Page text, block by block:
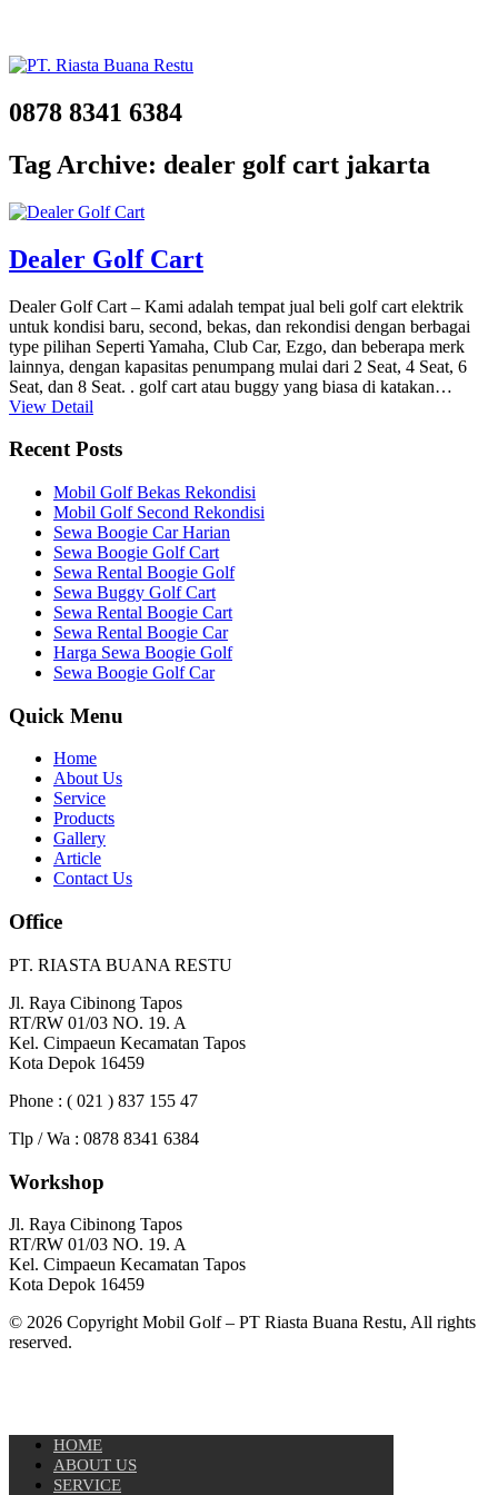
0878 8341 6384
Tag Archive: dealer golf cart jakarta
Dealer Golf Cart
Dealer Golf Cart – Kami adalah tempat jual beli golf cart elektrik
untuk kondisi baru, second, bekas, dan rekondisi dengan berbagai
type pilihan Seperti Yamaha, Club Car, Ezgo, dan beberapa merk
lainnya, dengan kapasitas penumpang mulai dari 2 Seat, 4 Seat, 6
Seat, dan 8 Seat. . golf cart atau buggy yang biasa di katakan…
View Detail
Recent Posts
Mobil Golf Bekas Rekondisi
Mobil Golf Second Rekondisi
Sewa Boogie Car Harian
Sewa Boogie Golf Cart
Sewa Rental Boogie Golf
Sewa Buggy Golf Cart
Sewa Rental Boogie Cart
Sewa Rental Boogie Car
Harga Sewa Boogie Golf
Sewa Boogie Golf Car
Quick Menu
Home
About Us
Service
Products
Gallery
Article
Contact Us
Office
PT. RIASTA BUANA RESTU
Jl. Raya Cibinong Tapos
RT/RW 01/03 NO. 19. A
Kel. Cimpaeun Kecamatan Tapos
Kota Depok 16459
Phone : ( 021 ) 837 155 47
Tlp / Wa : 0878 8341 6384
Workshop
Jl. Raya Cibinong Tapos
RT/RW 01/03 NO. 19. A
Kel. Cimpaeun Kecamatan Tapos
Kota Depok 16459
© 2026 Copyright Mobil Golf – PT Riasta Buana Restu, All rights
reserved.
HOME
ABOUT US
SERVICE